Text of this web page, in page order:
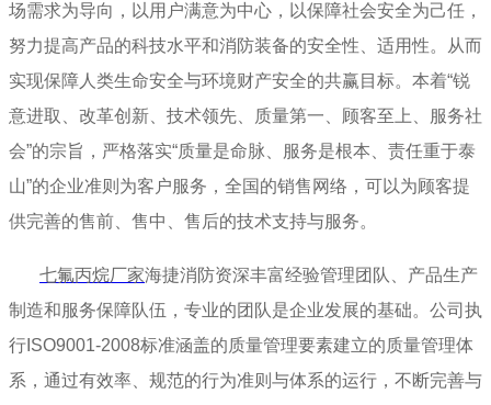
场需求为导向，以用户满意为中心，以保障社会安全为己任，
努力提高产品的科技水平和消防装备的安全性、适用性。从而
实现保障人类生命安全与环境财产安全的共赢目标。本着“锐
意进取、改革创新、技术领先、质量第一、顾客至上、服务社
会”的宗旨，严格落实“质量是命脉、服务是根本、责任重于泰
山”的企业准则为客户服务，全国的销售网络，可以为顾客提
供完善的售前、售中、售后的技术支持与服务。
七氟丙烷厂家海捷消防资深丰富经验管理团队、产品生产
制造和服务保障队伍，专业的团队是企业发展的基础。公司执
行ISO9001-2008标准涵盖的质量管理要素建立的质量管理体
系，通过有效率、规范的行为准则与体系的运行，不断完善与